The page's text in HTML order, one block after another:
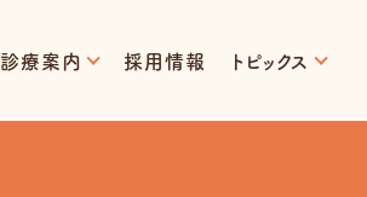
診療案内 採用情報 トピックス